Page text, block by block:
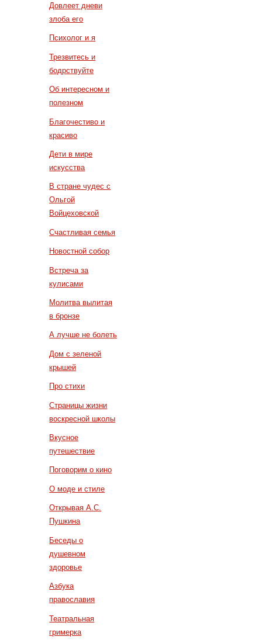
Довлеет дневи
злоба его
Психолог и я
Трезвитесь и
бодрствуйте
Об интересном и
полезном
Благочестиво и
красиво
Дети в мире
искусства
В стране чудес с
Ольгой
Войцеховской
Счастливая семья
Новостной собор
Встреча за
кулисами
Молитва вылитая
в бронзе
А лучше не болеть
Дом с зеленой
крышей
Про стихи
Страницы жизни
воскресной школы
Вкусное
путешествие
Поговорим о кино
О моде и стиле
Открывая А.С.
Пушкина
Беседы о
душевном
здоровье
Азбука
православия
Театральная
гримерка